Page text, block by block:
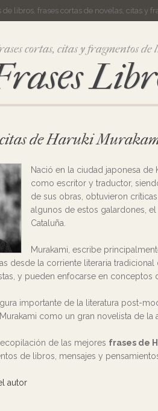
de libros, frases cortas de novelas, citas y
cortas, citas y fragmentos de
citas de Haruki
Nació en la ciudad japonesa de
como escritor y traductor,
de sus obras, obtuvieron
algunos de estos galardones, el
Cataluña.
Murakami, escribe
desde la corriente literaria
y pueden enfocarse en conceptos
importante de la literatura post-
como un gran novelista de la
de las mejores frases de
de libros, mensajes y
autor